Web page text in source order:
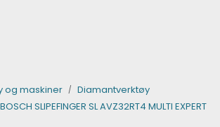
og maskiner
Diamantverktøy
BOSCH SLIPEFINGER SL AVZ32RT4 MULTI EXPERT